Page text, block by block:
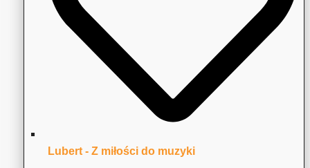
Lubert - Z miłości do muzyki